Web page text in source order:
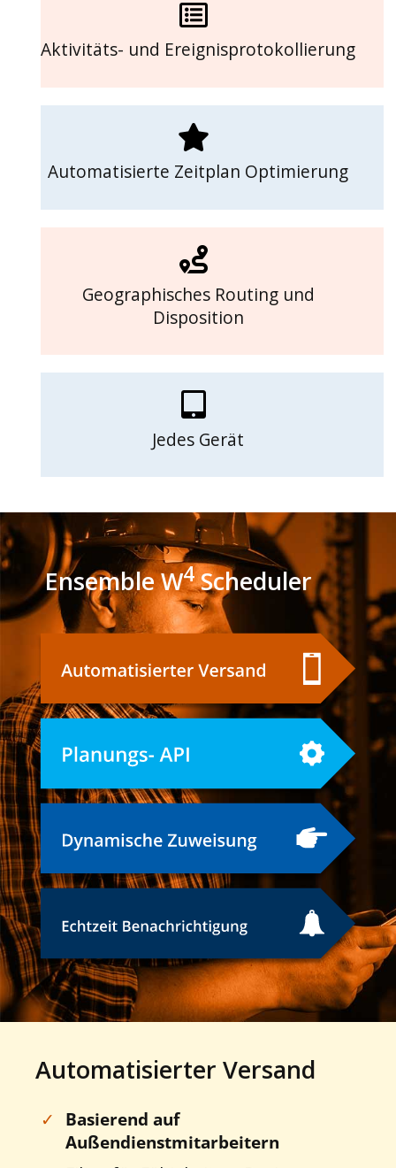
Aktivitäts- und Ereignisprotokollierung
Automatisierte Zeitplan Optimierung
Geographisches Routing und
Disposition
Jedes Gerät
Ensemble W4Scheduler
Automatisierter Versand
✓
Basierend auf
Außendienstmitarbeitern